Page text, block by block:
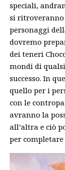
speciali,
si ritroveranno
personaggi
dovremo
dei teneri
mondi di
successo. In
quello per i
con le
avranno la
all’altra e ciò
per